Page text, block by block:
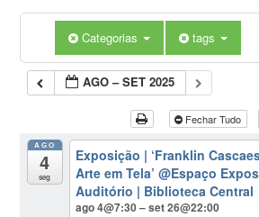
Categorias tags
AGO – SET 2025
Fechar Tudo
AGO
4
seg
Exposição | ‘Franklin
Arte em Tela’@Espaço
Auditório | Biblioteca Central
ago 4@7:30 – set 26@22:00